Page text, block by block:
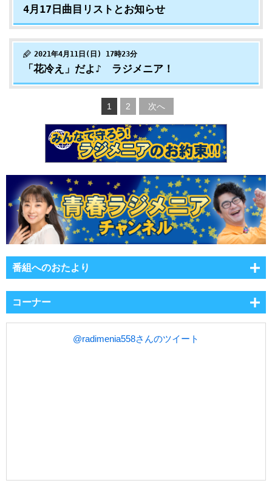
4月17日曲目リストとお知らせ
2021年4月11日(日) 17時23分
「花冷え」だよ♪ ラジメニア！
1 2 次へ
番組へのおたより
コーナー
@radimenia558さんのツイート